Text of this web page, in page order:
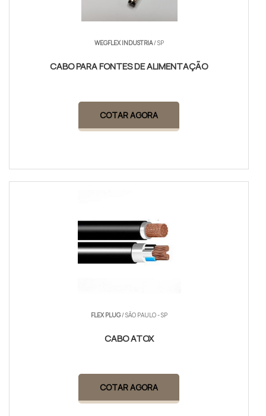
WEGFLEX INDUSTRIA/ SP
CABO PARA FONTES DE ALIMENTAÇÃO
COTAR AGORA
FLEX PLUG/ SÃO PAULO - SP
CABO ATOX
COTAR AGORA